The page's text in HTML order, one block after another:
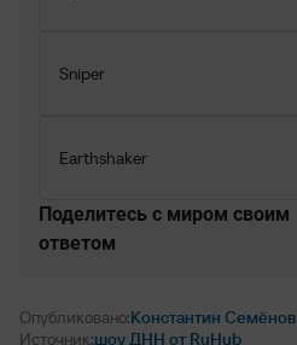
Sniper
Earthshaker
Поделитесь c миром своим
ответом
Опубликовано:Константин Семёнов
Источник:шоу ДНН от RuHub